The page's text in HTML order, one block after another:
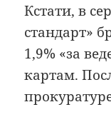
Кстати, в
стандарт»
1,9% «за
картам.